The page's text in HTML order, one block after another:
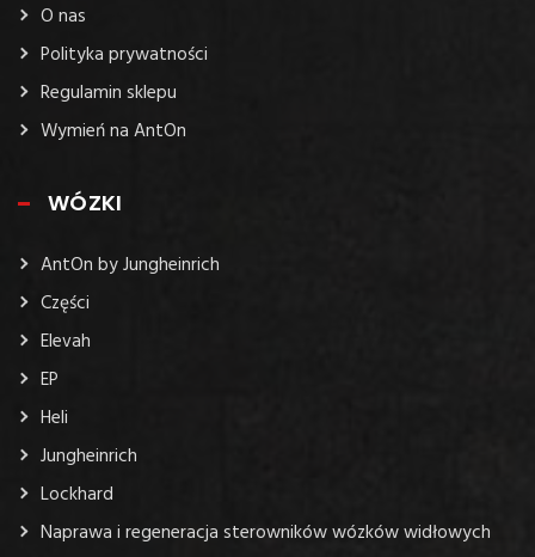
O nas
Polityka prywatności
Regulamin sklepu
Wymień na AntOn
WÓZKI
AntOn by Jungheinrich
Części
Elevah
EP
Heli
Jungheinrich
Lockhard
Naprawa i regeneracja sterowników wózków widłowych